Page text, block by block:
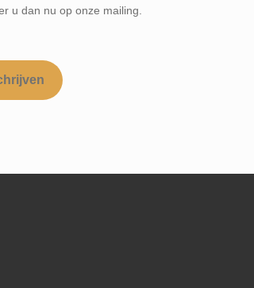
u dan nu op onze mailing.